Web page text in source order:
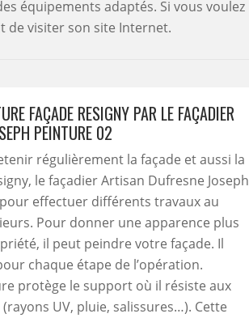
équipements adaptés. Si vous voulez
de visiter son site Internet.
FAÇADE RESIGNY PAR LE FAÇADIER
PEINTURE 02
régulièrement la façade et aussi la
le façadier Artisan Dufresne Joseph
effectuer différents travaux au
Pour donner une apparence plus
il peut peindre votre façade. Il
chaque étape de l’opération.
protège le support où il résiste aux
UV, pluie, salissures…). Cette